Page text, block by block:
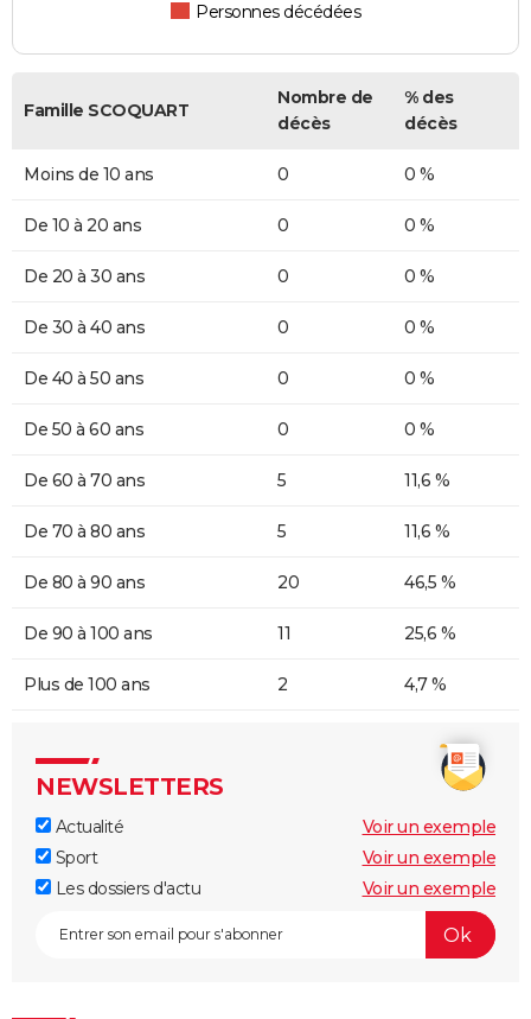
Personnes décédées
Famille SCOQUART
Nombre de
décès
% des
décès
Moins de 10 ans 0 0 %
De 10 à 20 ans 0 0 %
De 20 à 30 ans 0 0 %
De 30 à 40 ans 0 0 %
De 40 à 50 ans 0 0 %
De 50 à 60 ans 0 0 %
De 60 à 70 ans 5 11,6 %
De 70 à 80 ans 5 11,6 %
De 80 à 90 ans 20 46,5 %
De 90 à 100 ans 11 25,6 %
Plus de 100 ans 2 4,7 %
NEWSLETTERS
Actualité
Voir un exemple
Sport
Voir un exemple
Les dossiers d'actu
Voir un exemple